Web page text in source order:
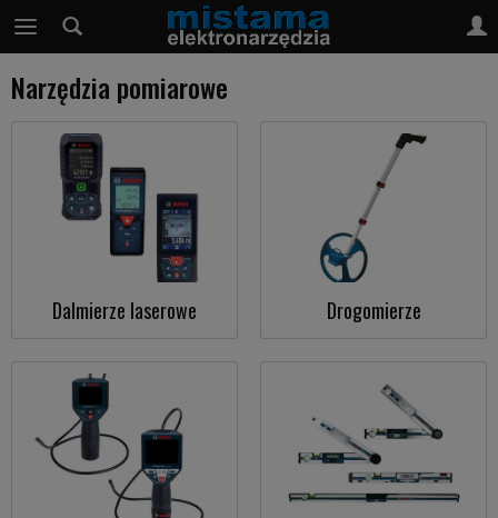
Narzędzia pomiarowe
Dalmierze laserowe Drogomierze